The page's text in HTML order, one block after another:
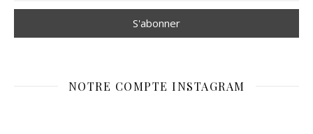
NOTRE COMPTE INSTAGRAM